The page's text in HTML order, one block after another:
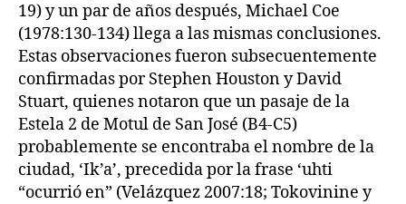
19) y un par de años después, Michael Coe
(1978:130-134) llega a las mismas conclusiones.
Estas observaciones fueron subsecuentemente
confirmadas por Stephen Houston y David
Stuart, quienes notaron que un pasaje de la
Estela 2 de Motul de San José (B4-C5)
probablemente se encontraba el nombre de la
ciudad, ‘Ik’a’, precedida por la frase ‘uhti
“ocurrió en” (Velázquez 2007:18; Tokovinine y